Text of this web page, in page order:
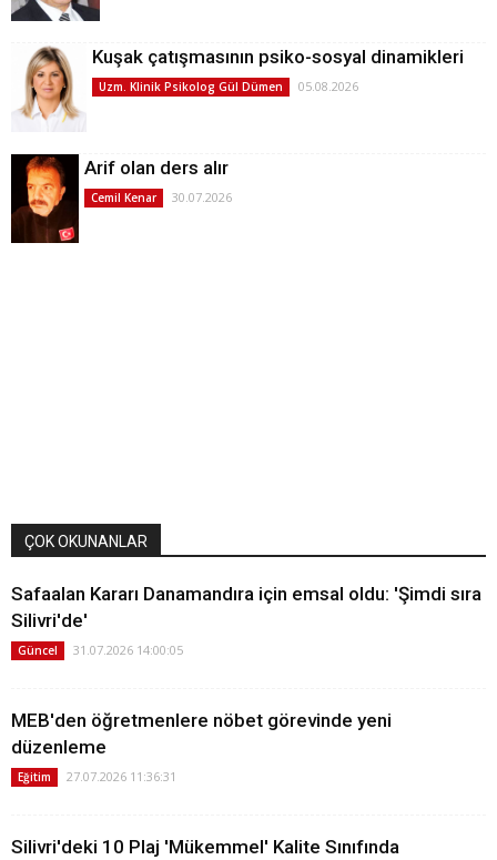
Kuşak çatışmasının psiko-sosyal dinamikleri
Uzm. Klinik Psikolog Gül Dümen 05.08.2026
Arif olan ders alır
Cemil Kenar 30.07.2026
ÇOK OKUNANLAR
Safaalan Kararı Danamandıra için emsal oldu: 'Şimdi sıra
Silivri'de'
Güncel 31.07.2026 14:00:05
MEB'den öğretmenlere nöbet görevinde yeni
düzenleme
Eğitim 27.07.2026 11:36:31
Silivri'deki 10 Plaj 'Mükemmel' Kalite Sınıfında